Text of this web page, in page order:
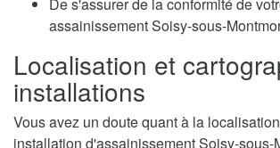
assainissement Soisy-sous-
Localisation et
installations
Vous avez un doute quant à la
installation d'assainissement Soisy-sous-